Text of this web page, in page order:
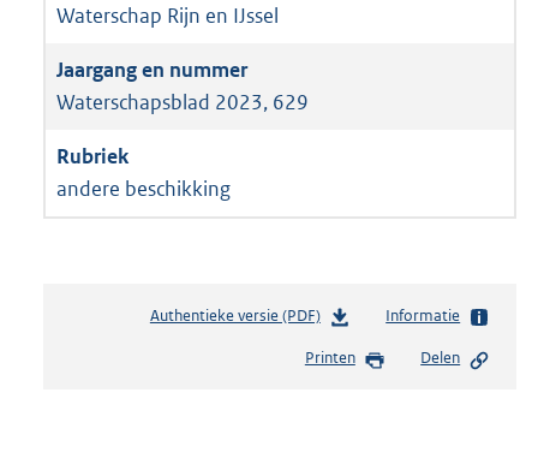
Waterschap Rijn en IJssel
Waterschapsblad 2023, 629
andere beschikking
Authentieke versie (PDF)b
s
Informatie
Printen Delen